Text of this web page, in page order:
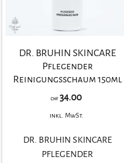
DR. BRUHIN SKINCARE
Pflegender
Reinigungsschaum 150ml
CHF 34.00
inkl. MwSt.
DR. BRUHIN SKINCARE
PFLEGENDER